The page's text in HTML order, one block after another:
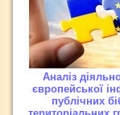
Аналіз
європейської
публічних